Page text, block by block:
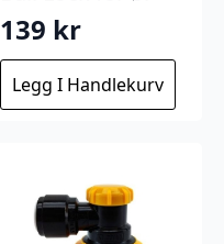
139 kr
Legg I Handlekurv